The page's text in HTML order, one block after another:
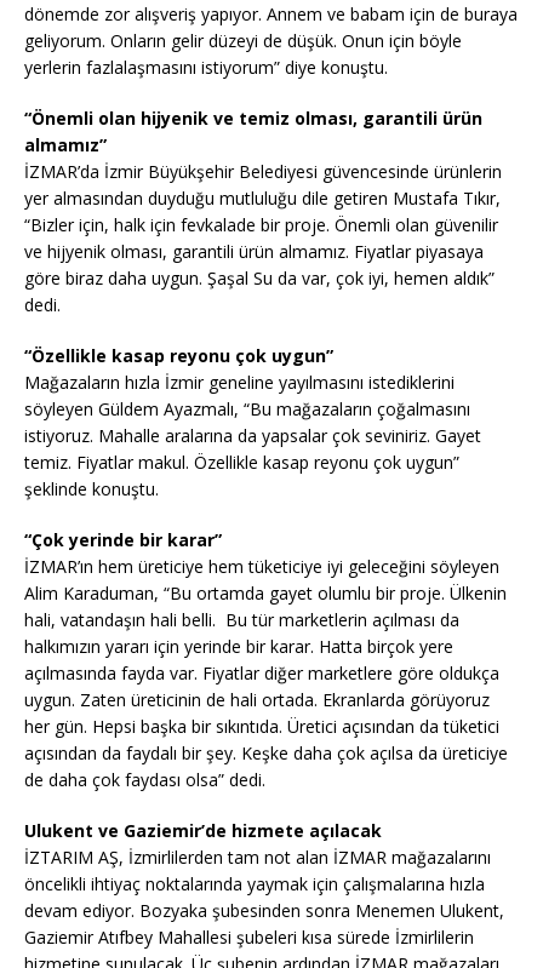
dönemde zor alışveriş yapıyor. Annem ve babam için de buraya
geliyorum. Onların gelir düzeyi de düşük. Onun için böyle
yerlerin fazlalaşmasını istiyorum” diye konuştu.
“Önemli olan hijyenik ve temiz olması, garantili ürün
almamız”
İZMAR’da İzmir Büyükşehir Belediyesi güvencesinde ürünlerin
yer almasından duyduğu mutluluğu dile getiren Mustafa Tıkır,
“Bizler için, halk için fevkalade bir proje. Önemli olan güvenilir
ve hijyenik olması, garantili ürün almamız. Fiyatlar piyasaya
göre biraz daha uygun. Şaşal Su da var, çok iyi, hemen aldık”
dedi.
“Özellikle kasap reyonu çok uygun”
Mağazaların hızla İzmir geneline yayılmasını istediklerini
söyleyen Güldem Ayazmalı, “Bu mağazaların çoğalmasını
istiyoruz. Mahalle aralarına da yapsalar çok seviniriz. Gayet
temiz. Fiyatlar makul. Özellikle kasap reyonu çok uygun”
şeklinde konuştu.
“Çok yerinde bir karar”
İZMAR’ın hem üreticiye hem tüketiciye iyi geleceğini söyleyen
Alim Karaduman, “Bu ortamda gayet olumlu bir proje. Ülkenin
hali, vatandaşın hali belli. Bu tür marketlerin açılması da
halkımızın yararı için yerinde bir karar. Hatta birçok yere
açılmasında fayda var. Fiyatlar diğer marketlere göre oldukça
uygun. Zaten üreticinin de hali ortada. Ekranlarda görüyoruz
her gün. Hepsi başka bir sıkıntıda. Üretici açısından da tüketici
açısından da faydalı bir şey. Keşke daha çok açılsa da üreticiye
de daha çok faydası olsa” dedi.
Ulukent ve Gaziemir’de hizmete açılacak
İZTARIM AŞ, İzmirlilerden tam not alan İZMAR mağazalarını
öncelikli ihtiyaç noktalarında yaymak için çalışmalarına hızla
devam ediyor. Bozyaka şubesinden sonra Menemen Ulukent,
Gaziemir Atıfbey Mahallesi şubeleri kısa sürede İzmirlilerin